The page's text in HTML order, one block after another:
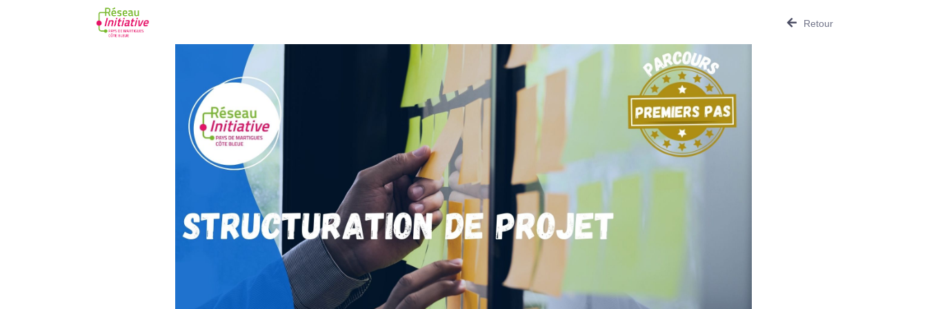
Retour